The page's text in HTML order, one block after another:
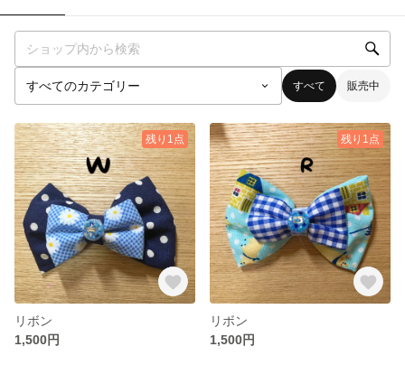
すべて 販売中
残り1点
リボン
1,500円
残り1点
リボン
1,500円